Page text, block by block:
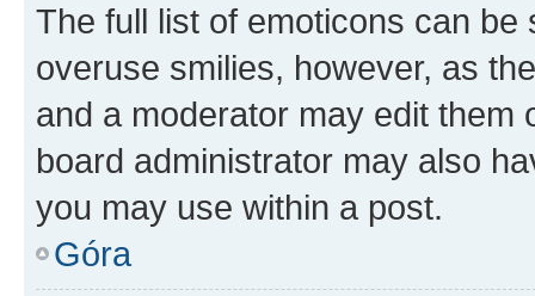
The full list of emoticons can
overuse smilies, however, as
and a moderator may edit them
board administrator may also
you may use within a post.
Góra